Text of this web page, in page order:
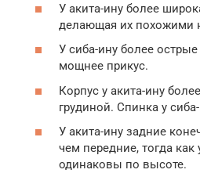
У акита-ину более
делающая их похожими
У сиба-ину более
мощнее прикус.
Корпус у акита-ину
грудиной. Спинка у
У акита-ину задние
чем передние, тогда как
одинаковы по высоте.